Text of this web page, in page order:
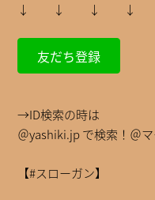
↓ ↓ ↓
友だち登録
→ID検索の時は
＠yashiki.jp で検索！＠
【#スローガン】